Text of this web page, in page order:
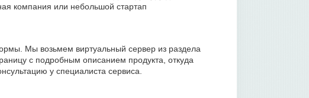
компания или небольшой стартап
Мы возьмем виртуальный сервер из раздела
с подробным описанием продукта, откуда
у специалиста сервиса.